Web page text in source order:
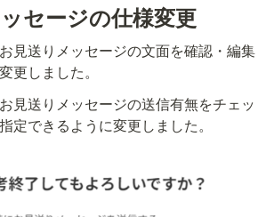
セージの仕様変更
見送りメッセージの文面を確認・編集
更しました。
見送りメッセージの送信有無をチェッ
定できるように変更しました。